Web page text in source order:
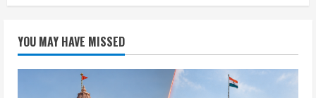
YOU MAY HAVE MISSED